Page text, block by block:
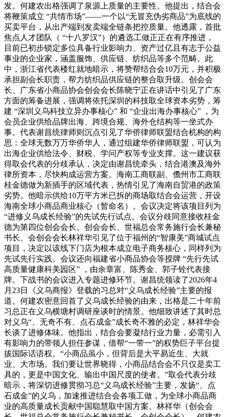
发。何建农出格强调了泉源上质量的主要性。他提出，结合会
将鞭策成立 “共情市场”——一个以“无冒充伪劣商品”为底线的
买卖平台，从出产端到发卖端全链条把控质量。他透露，首批
焦点人才团队（ “十八罗汉”）的遴选工做正正在有序推进，
目前已初步锁定多位具备行业影响力、资产过亿且有志于公益
事业的企业家，涵盖服饰、供应链、纺织品等多个范畴。此
中，浙江省代表楼红就地暗示，将赞帮结合会10万元，并积极
承担副会长职责，帮力纺织品供应链的整合取升级。创会会
长、广东省小商品协会创会会长陈晓宁正在讲话中引见了广东
方面的筹备进展，强调将依托深圳的科技取全球资本劣势，筹
建 “深圳义乌科技立异办事核心” 和 “企业出海办事核心” ，为
会员企业供给品牌出海、跨境合规、海外仓结构等一坐式办
事。代表谢昌统律师则沉点引见了华侨律师联盟结合机构的构
思：全球无数万万华侨华人，通过组建华侨律师联盟，可认为
出海企业供给法令、财税、学问产权等专业支撑。这一建议获
得取会代表的分歧承认，决定由谢昌统牵头，结合港澳及海外
律所资本，尽快构成运营方案。海南工商联副、儋州市工商联
桂金德做为新插手的区域代表，热情引见了海南自贸港的政策
劣势。他暗示供给10万平方米已拆的商场取结合会运营，开设
海南全球小商品商业核心（暂命名）。会议决定将该项目列为
“进修义乌成长经验”的先试先行试点。会议分歧同意接收桂金
德为第四位创会会长。创会会长、世福总会常务施行会长兼秘
书长、会创会会长林祥华引见了位于福州的“智康美”商城试点
项目，决定以该线下门店为根本成立电子商务核心，同样列为
先试先行实践。会议还向福建省小商品协会等授牌 “先行先试
高质量健康科美园区” ，由余章富、陈秀金、郭子铨代表接
牌。下战书的会议进入专题进修环节。谢昌统领读了2026年4
月23日《义乌商报》登载的习总对“义乌成长经验”主要的报
道。何建农密意回首了义乌成长经验的由来，出格是二十年前
习总正在义乌横塘村调研座谈时的情景。他细致讲述了其时总
对义乌“、无奇不有、点石成金”成长奇不雅的必定，林祥华会
长谈了进修体味。他指出，结合会要凝结行业力量，必需引入
有影响力的带领人担任参谋，借帮“一带一”的权势巨子平台提
拔国际话语权。“小商品虽小，但背后是大平易近生、大就
业、大市场。我们要让世界晓得，小商品结合会不只仅是卖工
具的，更是中国文化、输出中国尺度的使者。”取会代表分歧
暗示，将深切进修贯彻习总“义乌成长经验”主要，发扬“、点
石成金”的义乌，加速推进结合会各项工做，为全球小商品商
业的高质量成长贡献中国聪慧取中国方案。林祥华（创会会